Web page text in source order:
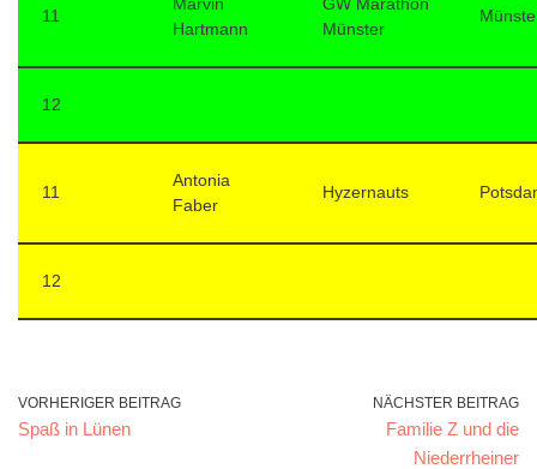
11
Marvin
Hartmann
GW Marathon
Münster
12
11
Antonia
Faber
Hyzernauts
12
VORHERIGER BEITRAG
Spaß in Lünen
NÄCHSTER BEITRAG
Familie Z und die
Niederrheiner